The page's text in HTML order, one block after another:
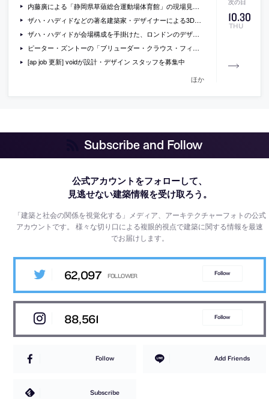
10.30
THU
内藤廣による「静岡県草薙総合運動場体育館」の現場見学会が開催[2014/11/7]
ザハ・ハディドなどの著名建築家・デザイナーによる3Dプリント製の椅子などの写真
ザハ・ハディドが会場構成を手掛けた、ロンドンのデザインミュージアムでの展覧会「Women Fashion Power」の会場写真
ピーター・ズントーの「ブリューダー・クラウス・フィールド・チャペル」で、音楽家イサン・エンダースがチェロを演奏している動画
[ap job 更新] voidが設計・デザイン スタッフを募集中
ほか
Subscribe and Follow
公式アカウントをフォローして、
見逃せない建築情報を受け取ろう。
「建築と社会の関係を視覚化する」メディア、アーキテクチャーフォトの公式
アカウントです。様々な切り口による複眼的視点で建築に関する情報を最速
でお届けします。
62,097 Follow
88,561 Follow
Follow Add Friends
Subscribe